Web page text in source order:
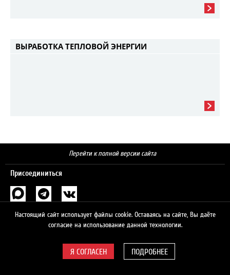
ВЫРАБОТКА ТЕПЛОВОЙ ЭНЕРГИИ
Перейти к полной версии сайта
Присоединиться
Поиск
Настоящий сайт использует файлы cookie. Оставаясь на сайте, Вы даёте
согласие на использование данной технологии.
ПОДРОБНЕЕ